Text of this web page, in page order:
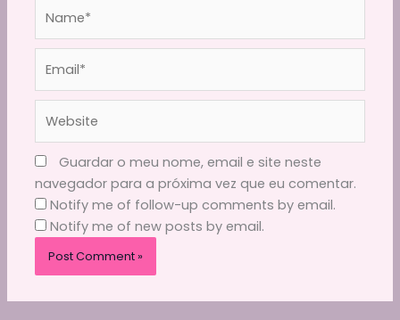
Guardar o meu nome, email e site neste
navegador para a próxima vez que eu comentar.
Notify me of follow-up comments by email.
Notify me of new posts by email.